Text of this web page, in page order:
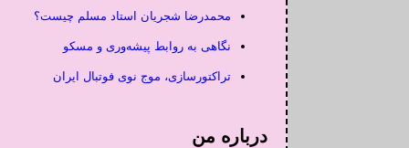
محمدرضا شجریان استاد مسلم چیست؟
نگاهی به روابط پیشه‌وری و مسکو
تراکتورسازی، موج نوی فوتبال ایران
درباره من